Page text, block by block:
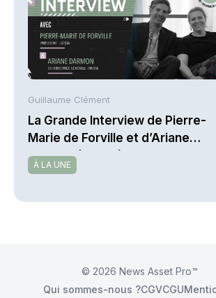
Guillaume Clément
La Grande Interview de Pierre-
Marie de Forville et d’Ariane
Darmon (Ivesta)
À LA UNE
© 2026 News Asset Pro™
Qui sommes-nous ?CGVCGU